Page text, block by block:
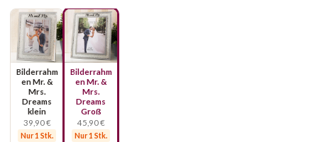
Bilderrahm
en Mr. &
Mrs.
Dreams
klein
39,90 €
Nur 1 Stk.
Bilderrahm
en Mr. &
Mrs.
Dreams
Groß
45,90 €
Nur 1 Stk.